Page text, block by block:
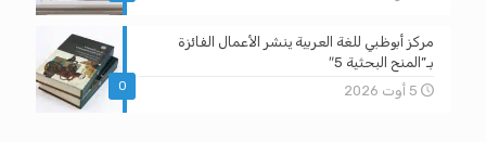
0
مركز أبوظبي للغة العربية ينشر الأعمال الفائزة
بـ”المنح البحثية 5″
5 أوت 2026